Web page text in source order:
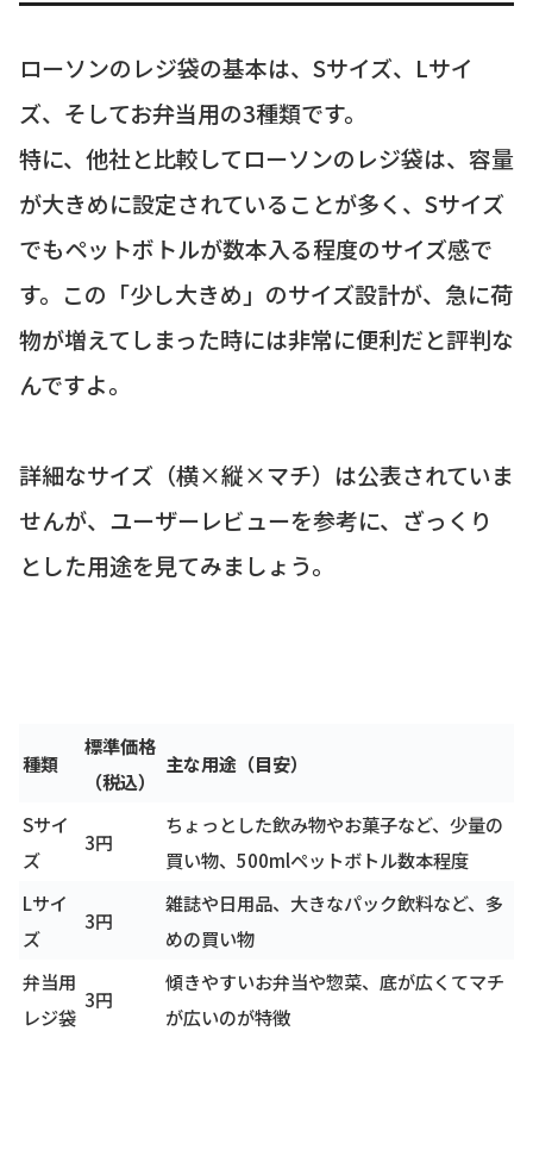
ローソンのレジ袋の基本は、Sサイズ、Lサイ
ズ、そしてお弁当用の3種類です。
特に、他社と比較してローソンのレジ袋は、容量
が大きめに設定されていることが多く、Sサイズ
でもペットボトルが数本入る程度のサイズ感で
す。この「少し大きめ」のサイズ設計が、急に荷
物が増えてしまった時には非常に便利だと評判な
んですよ。
詳細なサイズ（横×縦×マチ）は公表されていま
せんが、ユーザーレビューを参考に、ざっくり
とした用途を見てみましょう。
種類
標準価格
（税込）
主な用途（目安）
Sサイ
ズ
3円
ちょっとした飲み物やお菓子など、少量の
買い物、500mlペットボトル数本程度
Lサイ
ズ
3円
雑誌や日用品、大きなパック飲料など、多
めの買い物
弁当用
レジ袋
3円
傾きやすいお弁当や惣菜、底が広くてマチ
が広いのが特徴